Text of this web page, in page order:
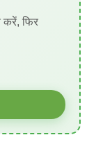
करें, फिर